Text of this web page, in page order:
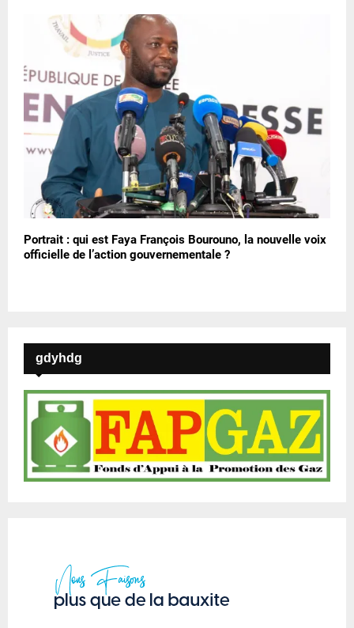
Portrait : qui est Faya François Bourouno, la nouvelle voix
officielle de l’action gouvernementale ?
gdyhdg